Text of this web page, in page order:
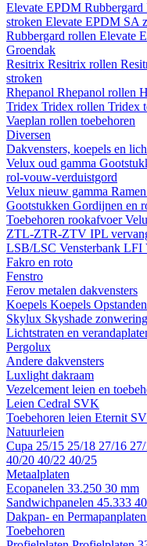
Elevate EPDM Rubbergard
stroken Elevate EPDM SA
Rubbergard rollen Elevate
Groendak
Resitrix Resitrix rollen
stroken
Rhepanol Rhepanol rollen
Tridex Tridex rollen Tridex
Vaeplan rollen toebehoren
Diversen
Dakvensters, koepels en
Velux oud gamma
rol-vouw-verduistgord
Velux nieuw gamma
Gootstukken Gordijnen en
Toebehoren rookafvoer
ZTL-ZTR-ZTV IPL
LSB/LSC Vensterbank LFI
Fakro en roto
Fenstro
Ferov metalen dakvensters
Koepels Koepels Opstanden
Skylux Skyshade zonwering
Lichtstraten en
Pergolux
Andere dakvensters
Luxlight dakraam
Vezelcement leien en
Leien Cedral SVK
Toebehoren leien Eternit
Natuurleien
Cupa 25/15 25/18 27/16
40/20 40/22 40/25
Metaalplaten
Ecopanelen 33.250 30 mm
Sandwichpanelen 45.333
Dakpan- en Permapanplaten
Toebehoren